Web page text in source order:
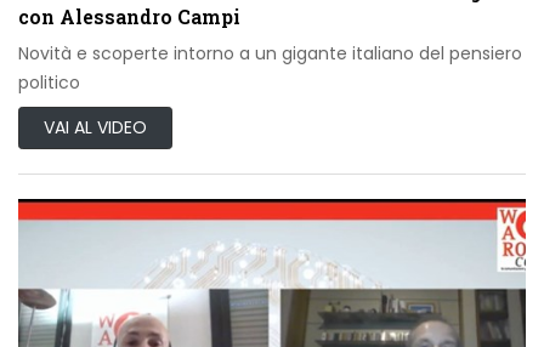
con Alessandro Campi
Novità e scoperte intorno a un gigante italiano del pensiero
politico
VAI AL VIDEO